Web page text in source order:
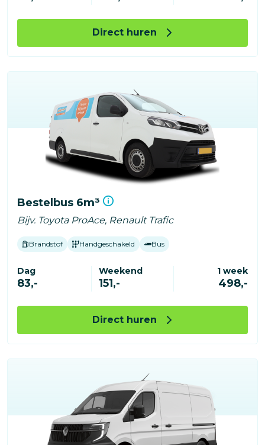
Direct huren
Bestelbus 6m³
Bijv. Toyota ProAce, Renault Trafic
Brandstof Handgeschakeld Bus
Dag
83,-
Weekend
151,-
1 week
498,-
Direct huren